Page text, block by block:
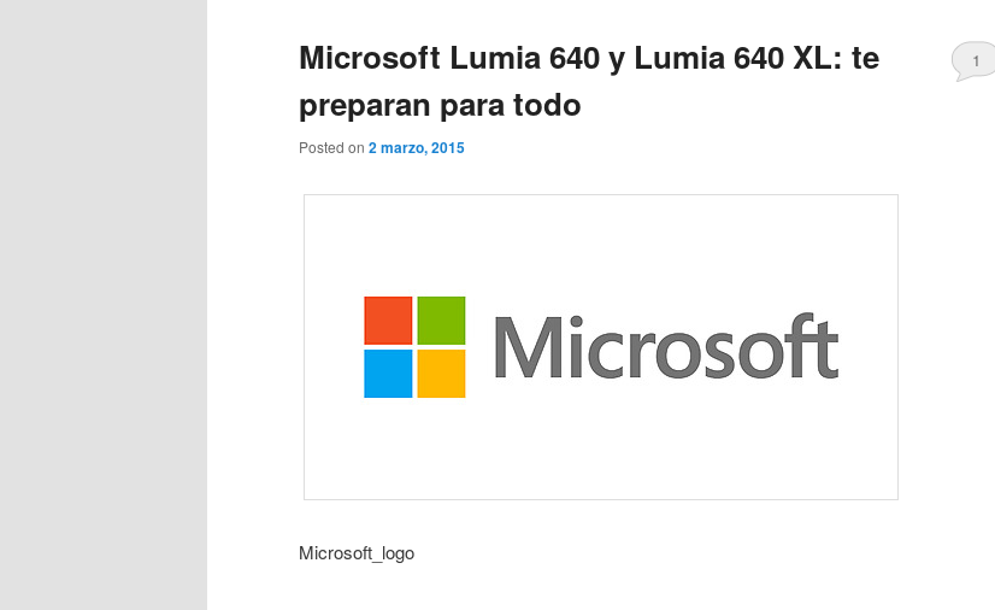
Microsoft Lumia 640 y Lumia 640 XL: te
preparan para todo
Posted on 2 marzo, 2015
1
Microsoft_logo